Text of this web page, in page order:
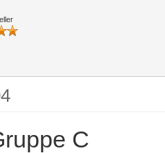
C